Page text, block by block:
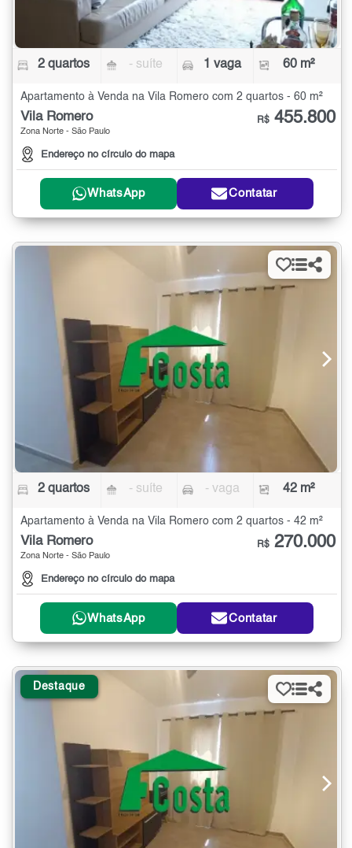
2 quartos - suíte 1 vaga 60 m²
Apartamento à Venda na Vila Romero com 2 quartos - 60 m²
Vila Romero
Zona Norte - São Paulo
Endereço no círculo do mapa
R$ 455.800
WhatsApp Contatar
2 quartos - suíte - vaga 42 m²
Apartamento à Venda na Vila Romero com 2 quartos - 42 m²
Vila Romero
Zona Norte - São Paulo
Endereço no círculo do mapa
R$ 270.000
WhatsApp Contatar
Destaque